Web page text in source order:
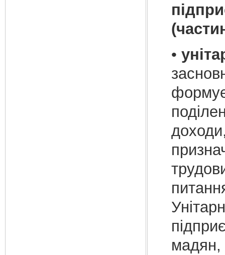
•
мадян,